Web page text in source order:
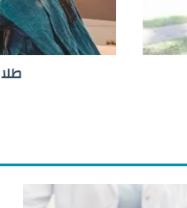
ز
و
ج
ي
ا